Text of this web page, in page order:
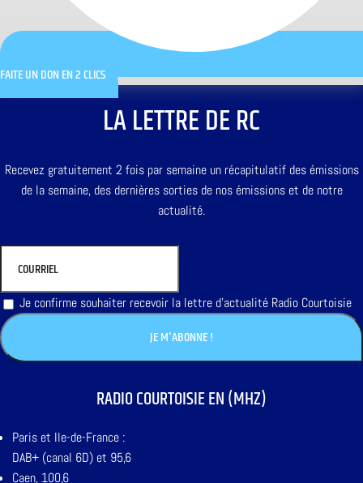
FAITE UN DON EN 2 CLICS
LA LETTRE DE RC
Recevez gratuitement 2 fois par semaine un récapitulatif des émissions
de la semaine, des dernières sorties de nos émissions et de notre
actualité.
Je confirme souhaiter recevoir la lettre d'actualité Radio Courtoisie
RADIO COURTOISIE EN (MHZ)
Paris et Ile-de-France :
DAB+ (canal 6D) et 95,6
Caen, 100,6